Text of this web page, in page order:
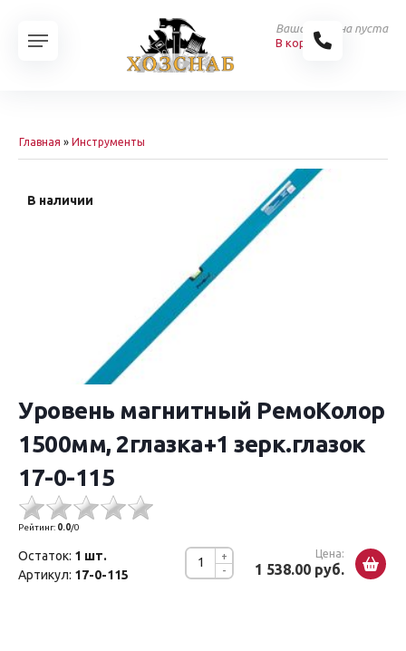
Ваша корзина пуста
В корзину
Главная » Инструменты
В наличии
Уровень магнитный РемоКолор
1500мм, 2глазка+1 зерк.глазок
17-0-115
Рейтинг: 0.0/0
-
+ Цена:
1 538.00 руб.
Остаток: 1 шт.
Артикул: 17-0-115